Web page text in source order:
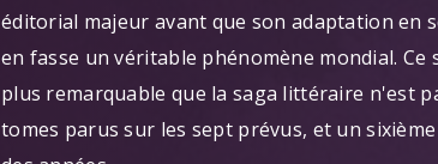
éditorial majeur avant que son adaptation en
en fasse un véritable phénomène mondial. Ce
plus remarquable que la saga littéraire n'est
tomes parus sur les sept prévus, et un